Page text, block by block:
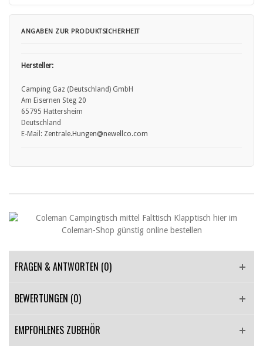
ANGABEN ZUR PRODUKTSICHERHEIT
Hersteller:
Camping Gaz (Deutschland) GmbH
Am Eisernen Steg 20
65795 Hattersheim
Deutschland
E-Mail: Zentrale.Hungen@newellco.com
FRAGEN & ANTWORTEN (0)
BEWERTUNGEN (0)
EMPFOHLENES ZUBEHÖR